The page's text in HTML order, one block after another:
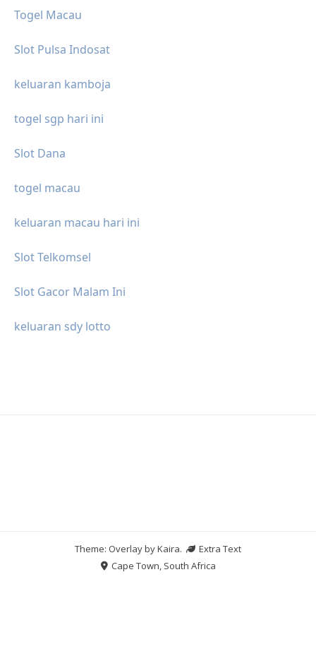
Togel Macau
Slot Pulsa Indosat
keluaran kamboja
togel sgp hari ini
Slot Dana
togel macau
keluaran macau hari ini
Slot Telkomsel
Slot Gacor Malam Ini
keluaran sdy lotto
Theme: Overlay byKaira.
Extra Text
Cape Town, South Africa